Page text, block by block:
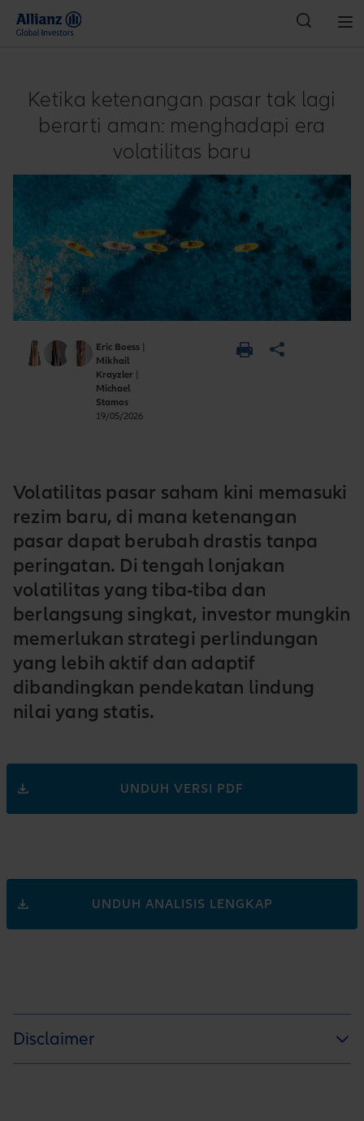
Ketika ketenangan pasar tak lagi
berarti aman: menghadapi era
volatilitas baru
Eric Boess
Mikhail
Krayzler
Michael
Stamos
19/05/2026
Volatilitas pasar saham kini memasuki
rezim baru, di mana ketenangan
pasar dapat berubah drastis tanpa
peringatan. Di tengah lonjakan
volatilitas yang tiba-tiba dan
berlangsung singkat, investor mungkin
memerlukan strategi perlindungan
yang lebih aktif dan adaptif
dibandingkan pendekatan lindung
nilai yang statis.
UNDUH VERSI PDF
UNDUH ANALISIS LENGKAP
Disclaimer